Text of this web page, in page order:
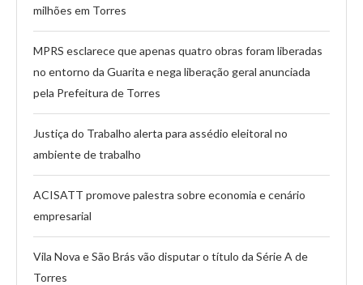
milhões em Torres
MPRS esclarece que apenas quatro obras foram liberadas
no entorno da Guarita e nega liberação geral anunciada
pela Prefeitura de Torres
Justiça do Trabalho alerta para assédio eleitoral no
ambiente de trabalho
ACISATT promove palestra sobre economia e cenário
empresarial
Vila Nova e São Brás vão disputar o título da Série A de
Torres